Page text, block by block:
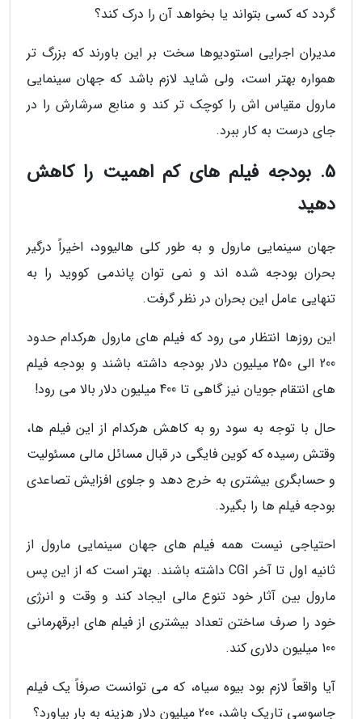
گردد که کسی بتواند یا بخواهد آن را درک کند؟
مدیران اجرایی استودیوها سخت بر این باورند که بزرگ تر
همواره بهتر است، ولی شاید لازم باشد که جهان سینمایی
مارول مقیاس اش را کوچک تر کند و منابع سرشارش را در
جای درست به کار ببرد.
5. بودجه فیلم های کم اهمیت را کاهش
دهید
جهان سینمایی مارول و به طور کلی هالیوود، اخیراً درگیر
بحران بودجه شده اند و نمی توان پاندمی کووید را به
تنهایی عامل این بحران در نظر گرفت.
این روزها انتظار می رود که فیلم های مارول هرکدام حدود
200 الی 250 میلیون دلار بودجه داشته باشند و بودجه فیلم
های انتقام جویان نیز گاهی تا 400 میلیون دلار بالا می رود!
حال با توجه به سود رو به کاهش هرکدام از این فیلم ها،
وقتش رسیده که کوین فایگی در قبال مسائل مالی مسئولیت
و حسابگری بیشتری به خرج دهد و جلوی افزایش تصاعدی
بودجه فیلم ها را بگیرد.
احتیاجی نیست همه فیلم های جهان سینمایی مارول از
ثانیه اول تا آخر CGI داشته باشند. بهتر است که از این پس
مارول بین آثار خود تنوع مالی ایجاد کند و وقت و انرژی
خود را صرف ساختن تعداد بیشتری از فیلم های ابرقهرمانی
100 میلیون دلاری کند.
آیا واقعاً لازم بود بیوه سیاه، که می توانست صرفاً یک فیلم
جاسوسی تاریک باشد، 200 میلیون دلار هزینه به بار بیاورد؟